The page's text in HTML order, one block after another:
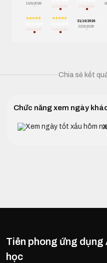
13/9/2026
14/9/2026
15/9/2026
20/9/2026
21/9/2026
31/10/2026
22/9/2026
Chia sẻ kết
Chức năng xem ngày
Tiên phong ứng dụng
học